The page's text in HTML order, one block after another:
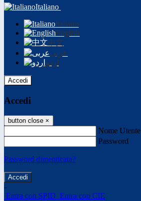
Italiano
Italiano
English
中文
عربى
اردو
Accedi
Accedi
button close ×
Nome Utente
Password
Password dimenticata?
-
Entra con SPID Entra con CIE